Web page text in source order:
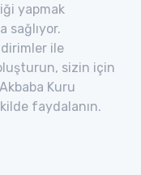
yapmak
sağlıyor.
ile
sizin için
Kuru
faydalanın.